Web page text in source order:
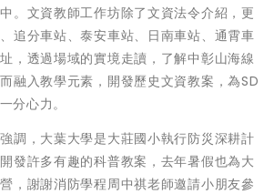
。文資教師工作坊除了文資法令介紹，更
追分車站、泰安車站、日南車站、通霄車
，透過場域的實境走讀，了解中彰山海線
融入教學元素，開發歷史文資教案，為SD
分心力。
調，大葉大學是大莊國小執行防災深耕計
發許多有趣的科普教案，去年暑假也為大
，謝謝消防學程周中祺老師邀請小朋友參